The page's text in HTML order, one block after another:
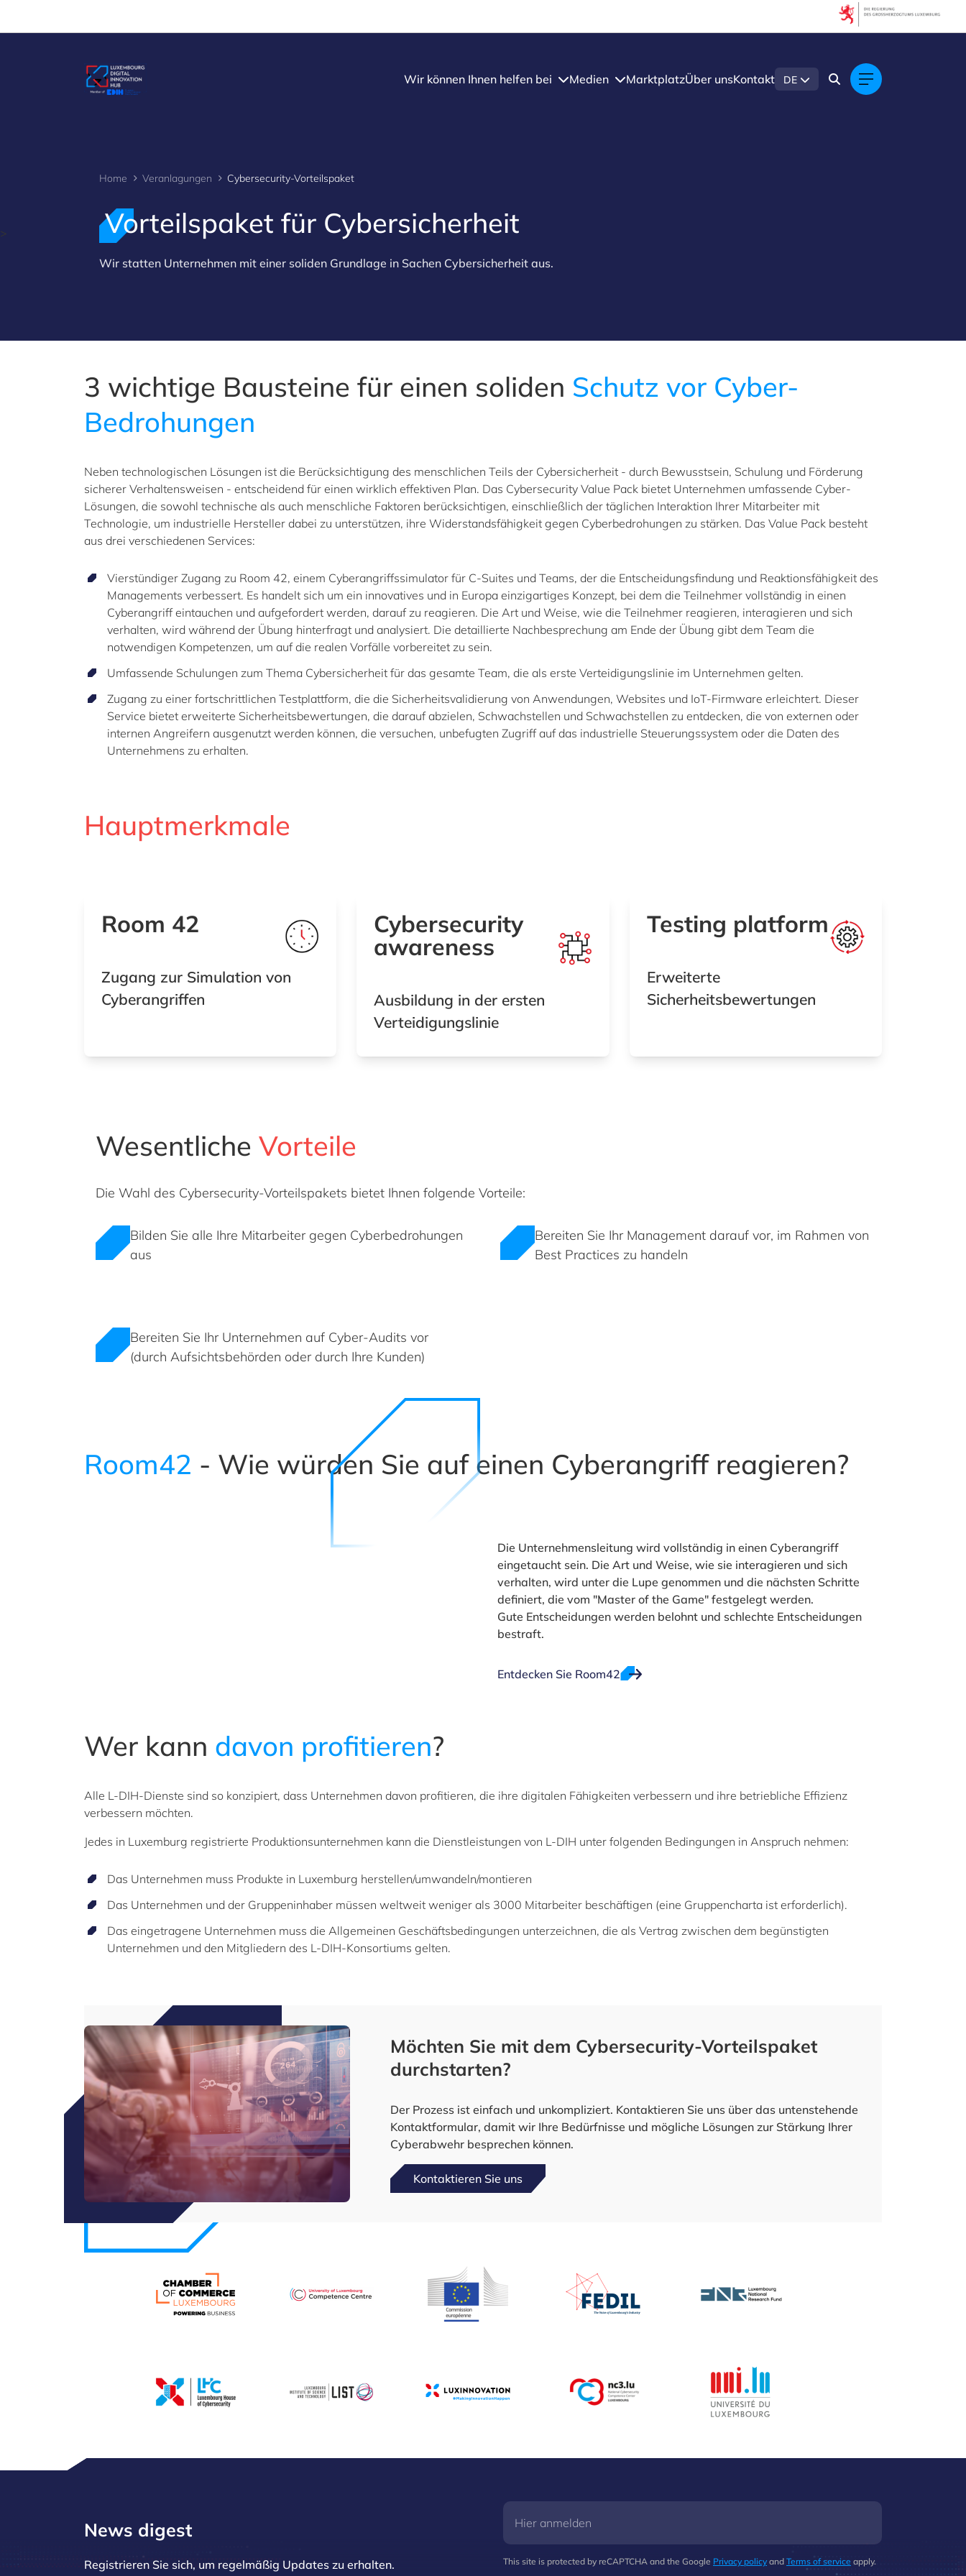
Wir können Ihnen helfen bei Medien MarktplatzÜber unsKontakt DE
>
Home Veranlagungen Cybersecurity-Vorteilspaket
Vorteilspaket für Cybersicherheit
Wir statten Unternehmen mit einer soliden Grundlage in Sachen Cybersicherheit aus.
3 wichtige Bausteine für einen soliden Schutz vor Cyber-
Bedrohungen
Neben technologischen Lösungen ist die Berücksichtigung des menschlichen Teils der Cybersicherheit - durch Bewusstsein, Schulung und Förderung
sicherer Verhaltensweisen - entscheidend für einen wirklich effektiven Plan. Das Cybersecurity Value Pack bietet Unternehmen umfassende Cyber-
Lösungen, die sowohl technische als auch menschliche Faktoren berücksichtigen, einschließlich der täglichen Interaktion Ihrer Mitarbeiter mit
Technologie, um industrielle Hersteller dabei zu unterstützen, ihre Widerstandsfähigkeit gegen Cyberbedrohungen zu stärken. Das Value Pack besteht
aus drei verschiedenen Services:
Vierstündiger Zugang zu Room 42, einem Cyberangriffssimulator für C-Suites und Teams, der die Entscheidungsfindung und Reaktionsfähigkeit des
Managements verbessert. Es handelt sich um ein innovatives und in Europa einzigartiges Konzept, bei dem die Teilnehmer vollständig in einen
Cyberangriff eintauchen und aufgefordert werden, darauf zu reagieren. Die Art und Weise, wie die Teilnehmer reagieren, interagieren und sich
verhalten, wird während der Übung hinterfragt und analysiert. Die detaillierte Nachbesprechung am Ende der Übung gibt dem Team die
notwendigen Kompetenzen, um auf die realen Vorfälle vorbereitet zu sein.
Umfassende Schulungen zum Thema Cybersicherheit für das gesamte Team, die als erste Verteidigungslinie im Unternehmen gelten.
Zugang zu einer fortschrittlichen Testplattform, die die Sicherheitsvalidierung von Anwendungen, Websites und IoT-Firmware erleichtert. Dieser
Service bietet erweiterte Sicherheitsbewertungen, die darauf abzielen, Schwachstellen und Schwachstellen zu entdecken, die von externen oder
internen Angreifern ausgenutzt werden können, die versuchen, unbefugten Zugriff auf das industrielle Steuerungssystem oder die Daten des
Unternehmens zu erhalten.
Hauptmerkmale
Room 42
Zugang zur Simulation von
Cyberangriffen
Cybersecurity
awareness
Ausbildung in der ersten
Verteidigungslinie
Testing platform
Erweiterte
Sicherheitsbewertungen
Wesentliche Vorteile
Die Wahl des Cybersecurity-Vorteilspakets bietet Ihnen folgende Vorteile:
Bilden Sie alle Ihre Mitarbeiter gegen Cyberbedrohungen
aus
Bereiten Sie Ihr Management darauf vor, im Rahmen von
Best Practices zu handeln
Bereiten Sie Ihr Unternehmen auf Cyber-Audits vor
(durch Aufsichtsbehörden oder durch Ihre Kunden)
Room42 - Wie würden Sie auf einen Cyberangriff reagieren?
Die Unternehmensleitung wird vollständig in einen Cyberangriff
eingetaucht sein. Die Art und Weise, wie sie interagieren und sich
verhalten, wird unter die Lupe genommen und die nächsten Schritte
definiert, die vom "Master of the Game" festgelegt werden.
Gute Entscheidungen werden belohnt und schlechte Entscheidungen
bestraft.
Entdecken Sie Room42
Wer kann davon profitieren?
Alle L-DIH-Dienste sind so konzipiert, dass Unternehmen davon profitieren, die ihre digitalen Fähigkeiten verbessern und ihre betriebliche Effizienz
verbessern möchten.
Jedes in Luxemburg registrierte Produktionsunternehmen kann die Dienstleistungen von L-DIH unter folgenden Bedingungen in Anspruch nehmen:
Das Unternehmen muss Produkte in Luxemburg herstellen/umwandeln/montieren
Das Unternehmen und der Gruppeninhaber müssen weltweit weniger als 3000 Mitarbeiter beschäftigen (eine Gruppencharta ist erforderlich).
Das eingetragene Unternehmen muss die Allgemeinen Geschäftsbedingungen unterzeichnen, die als Vertrag zwischen dem begünstigten
Unternehmen und den Mitgliedern des L-DIH-Konsortiums gelten.
Möchten Sie mit dem Cybersecurity-Vorteilspaket
durchstarten?
Der Prozess ist einfach und unkompliziert. Kontaktieren Sie uns über das untenstehende
Kontaktformular, damit wir Ihre Bedürfnisse und mögliche Lösungen zur Stärkung Ihrer
Cyberabwehr besprechen können.
Kontaktieren Sie uns
News digest
Registrieren Sie sich, um regelmäßig Updates zu erhalten. This site is protected by reCAPTCHA and the Google Privacy policy and Terms of service apply.